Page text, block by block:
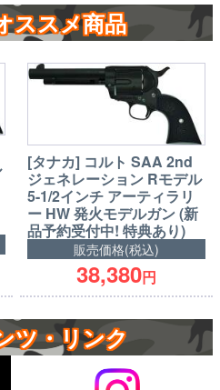
ススメ商品
[タナカ] コルト SAA 2nd
ジェネレーション Rモデル
5-1/2インチ アーティラリ
ー HW 発火モデルガン (新
品予約受付中! 特典あり)
販売価格(税込)
38,380円
ツ・リンク